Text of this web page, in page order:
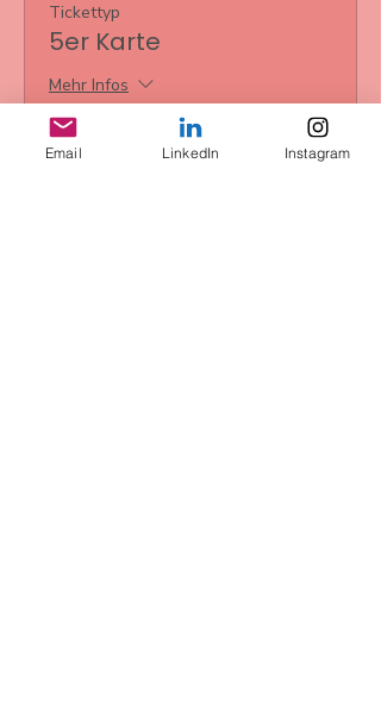
Tickettyp
5er Karte
Mehr Infos
Preis
35,00 €
Email LinkedIn Instagram